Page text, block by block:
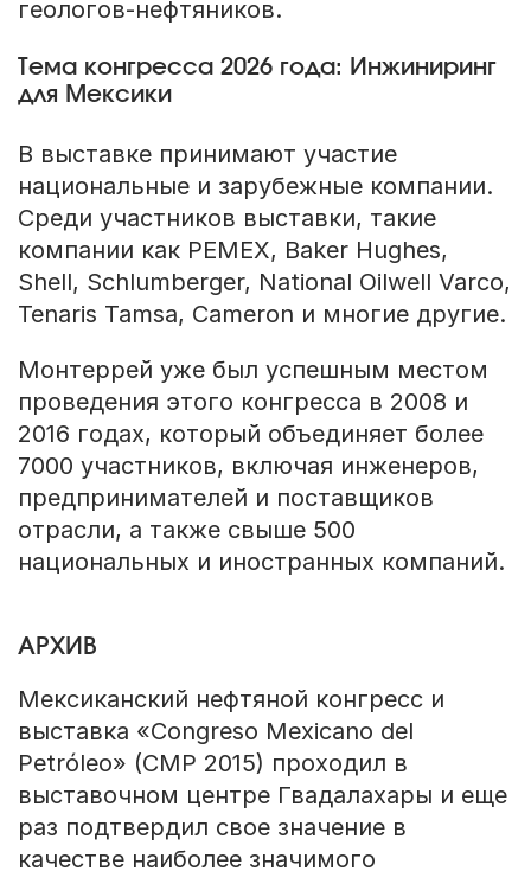
геологов-нефтяников.
Тема конгресса 2026 года: Инжиниринг
для Мексики
В выставке принимают участие
национальные и зарубежные компании.
Среди участников выставки, такие
компании как PEMEX, Baker Hughes,
Shell, Schlumberger, National Oilwell Varco,
Tenaris Tamsa, Cameron и многие другие.
Монтеррей уже был успешным местом
проведения этого конгресса в 2008 и
2016 годах, который объединяет более
7000 участников, включая инженеров,
предпринимателей и поставщиков
отрасли, а также свыше 500
национальных и иностранных компаний.
АРХИВ
Мексиканский нефтяной конгресс и
выставка «Congreso Mexicano del
Petróleo» (CMP 2015) проходил в
выставочном центре Гвадалахары и еще
раз подтвердил свое значение в
качестве наиболее значимого